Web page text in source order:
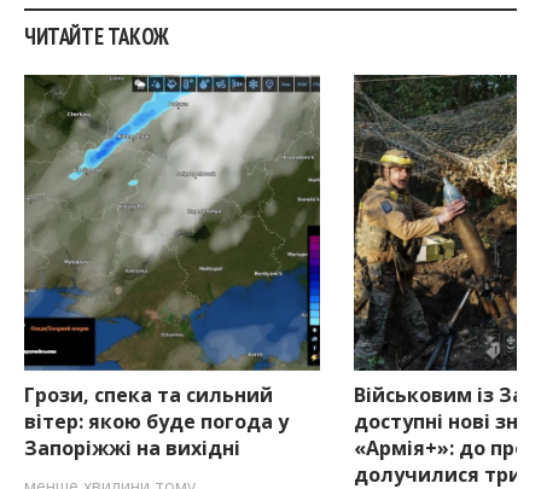
ЧИТАЙТЕ ТАКОЖ
Грози, спека та сильний
вітер: якою буде погода у
Запоріжжі на вихідні
Військовим із
доступні нові
«Армія+»: до
долучилися три